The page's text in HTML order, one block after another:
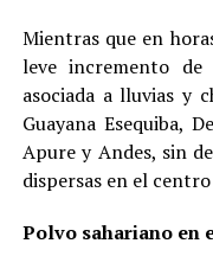
Mientras que en
leve incremento de
asociada a lluvias y
Guayana Esequiba,
Apure y Andes, sin
dispersas en el
Polvo sahariano en